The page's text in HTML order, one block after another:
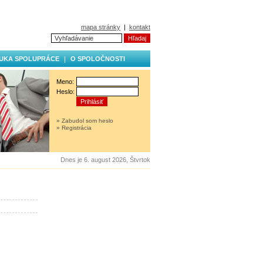
mapa stránky | kontakt
SPOLUPRÁCE O SPOLOČNOSTI
Meno:
Heslo:
» Zabudol som heslo
» Registrácia
Dnes je 6. august 2026, Štvrtok